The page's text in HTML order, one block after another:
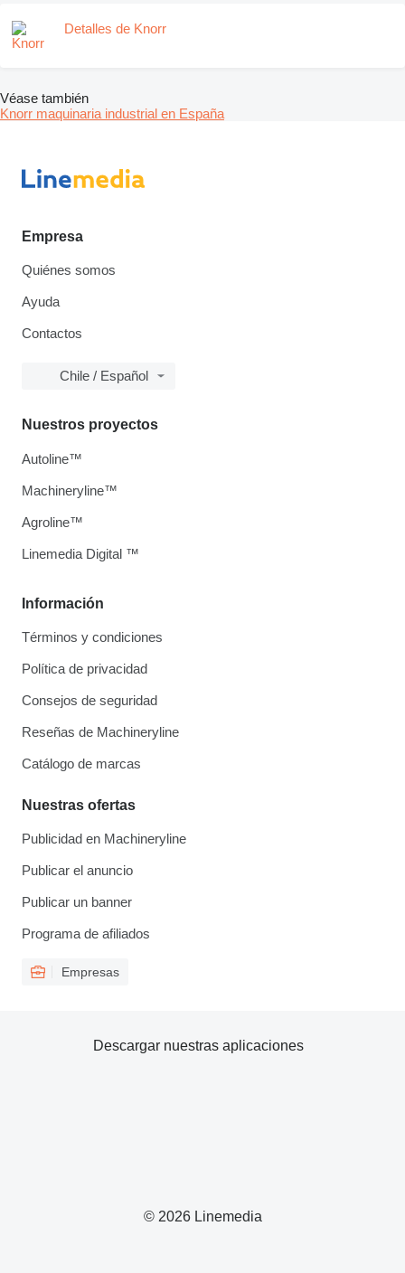
Detalles de Knorr
Véase también
Knorr maquinaria industrial en España
Empresa
Quiénes somos
Ayuda
Contactos
Chile / Español
Información
Términos y condiciones
Política de privacidad
Consejos de seguridad
Reseñas de Machineryline
Catálogo de marcas
Nuestras ofertas
Publicidad en Machineryline
Publicar el anuncio
Publicar un banner
Programa de afiliados
Empresas
Nuestros proyectos
Autoline™
Machineryline™
Agroline™
Linemedia Digital ™
© 2026 Linemedia
Descargar nuestras aplicaciones